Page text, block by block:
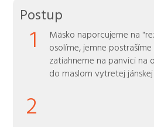
Postup
1
Mäsko naporcujeme na
osolíme, jemne
zatiahneme na panvici na
do maslom vytretej
2